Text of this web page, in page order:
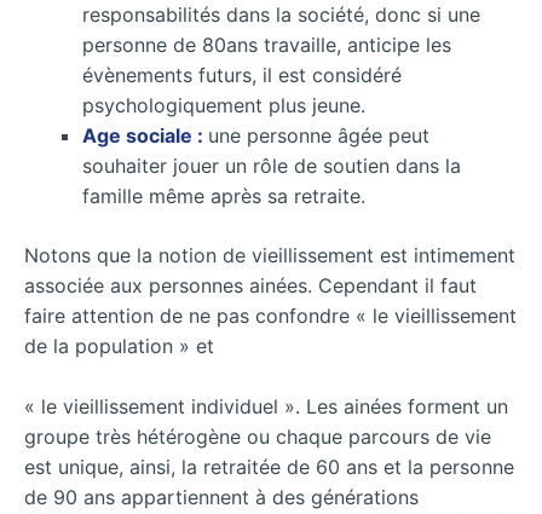
responsabilités dans la société, donc si une
personne de 80ans travaille, anticipe les
évènements futurs, il est considéré
psychologiquement plus jeune.
Age sociale : une personne âgée peut
souhaiter jouer un rôle de soutien dans la
famille même après sa retraite.
Notons que la notion de vieillissement est intimement
associée aux personnes ainées. Cependant il faut
faire attention de ne pas confondre « le vieillissement
de la population » et
« le vieillissement individuel ». Les ainées forment un
groupe très hétérogène ou chaque parcours de vie
est unique, ainsi, la retraitée de 60 ans et la personne
de 90 ans appartiennent à des générations